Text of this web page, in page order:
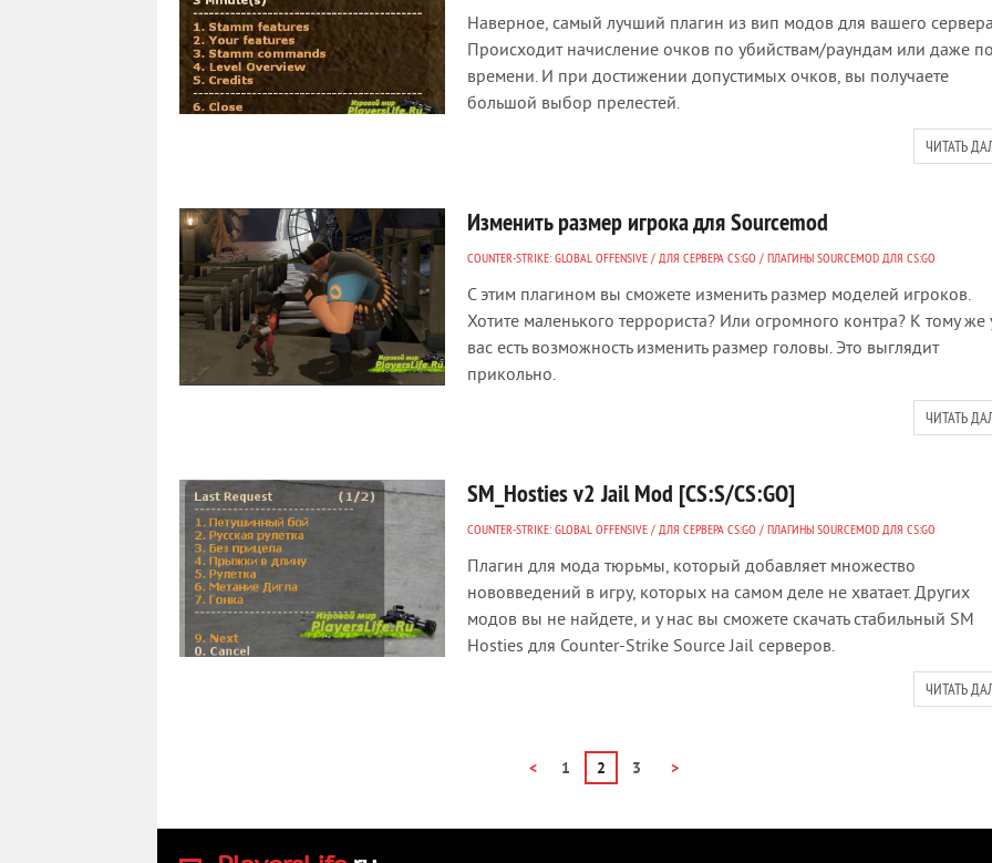
Наверное, самый лучший плагин из вип модов для вашего
Происходит начисление очков по убийствам/раундам или даже по
времени. И при достижении допустимых очков, вы получаете
большой выбор прелестей.
ЧИТАТЬ
Изменить размер игрока для Sourcemod
COUNTER-STRIKE: GLOBAL OFFENSIVE / ДЛЯ СЕРВЕРА CS:GO / ПЛАГИНЫ SOURCEMOD ДЛЯ CS:GO
С этим плагином вы сможете изменить размер моделей игроков.
Хотите маленького террориста? Или огромного контра? К тому же
вас есть возможность изменить размер головы. Это выглядит
прикольно.
ЧИТАТЬ
SM_Hosties v2 Jail Mod [CS:S/CS:GO]
COUNTER-STRIKE: GLOBAL OFFENSIVE / ДЛЯ СЕРВЕРА CS:GO / ПЛАГИНЫ SOURCEMOD ДЛЯ CS:GO
Плагин для мода тюрьмы, который добавляет множество
нововведений в игру, которых на самом деле не хватает. Других
модов вы не найдете, и у нас вы сможете скачать стабильный SM
Hosties для Counter-Strike Source Jail серверов.
ЧИТАТЬ
< 1 2 3 >